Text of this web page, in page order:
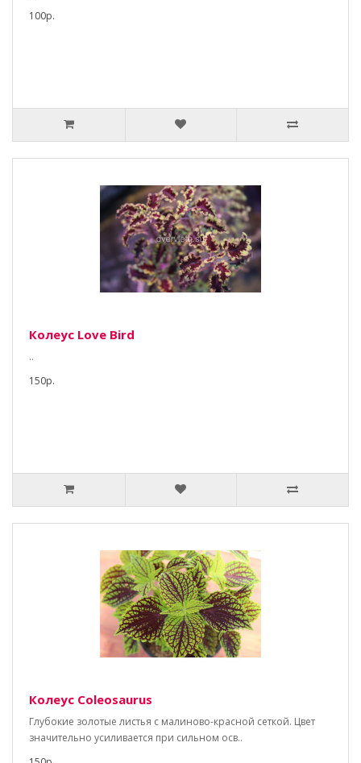
100р.
Колеус Love Bird
..
150р.
Колеус Coleosaurus
Глубокие золотые листья с малиново-красной сеткой. Цвет
значительно усиливается при сильном осв..